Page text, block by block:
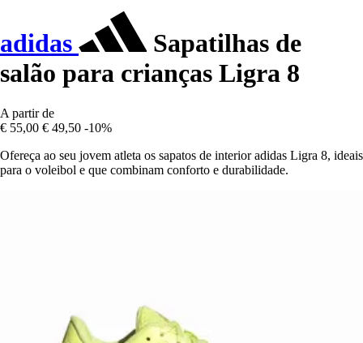
adidas
Sapatilhas de
salão para crianças Ligra 8
A partir de
€ 55,00 € 49,50 -10%
Ofereça ao seu jovem atleta os sapatos de interior adidas Ligra 8, ideais
para o voleibol e que combinam conforto e durabilidade.